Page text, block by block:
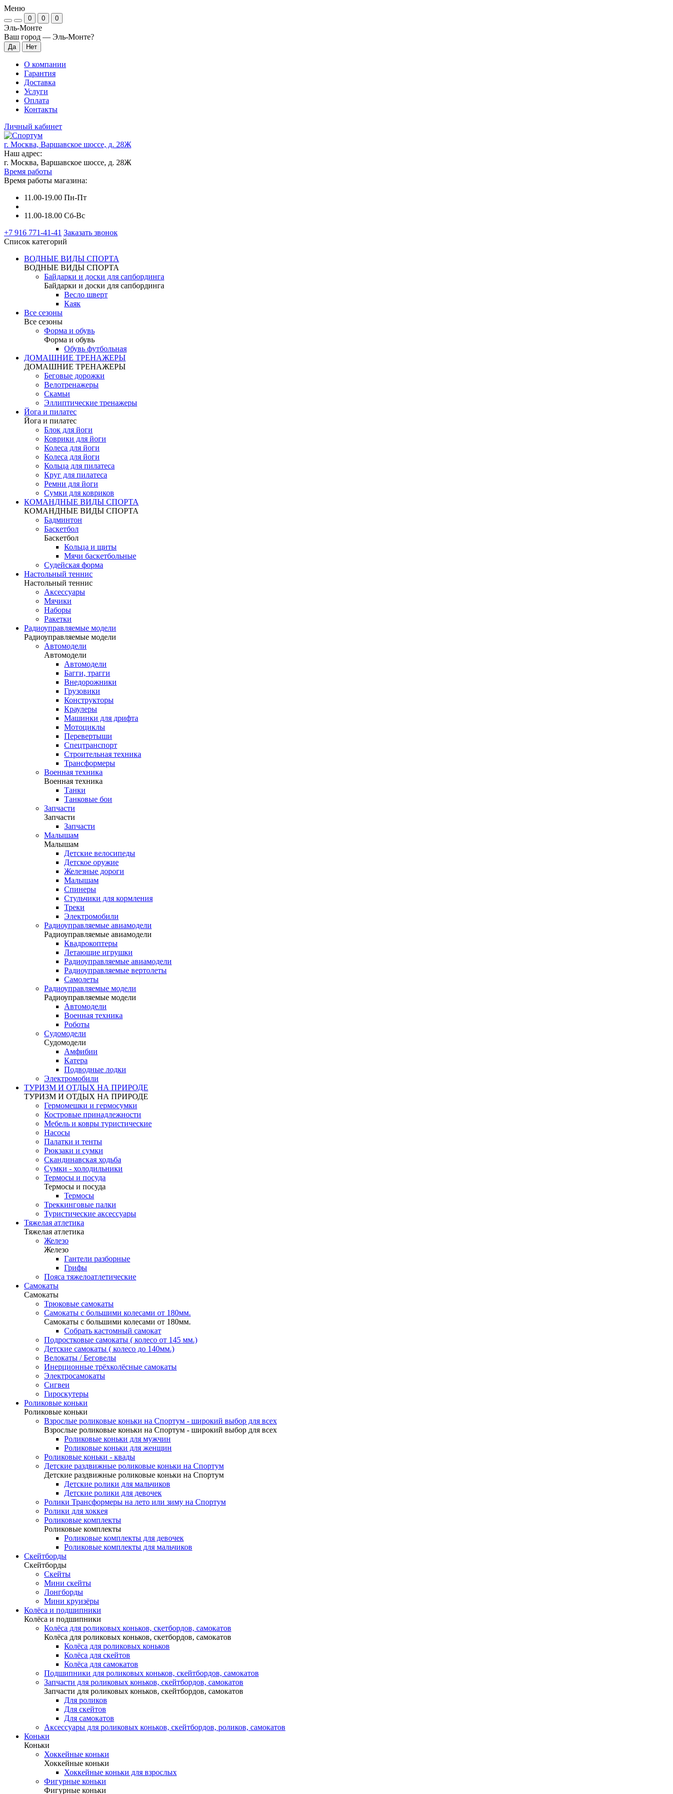
Меню
0 0 0
Эль-Монте
Ваш город — Эль-Монте?
О компании
Гарантия
Доставка
Услуги
Оплата
Контакты
Личный кабинет
г. Москва, Варшавское шоссе, д. 28Ж
Наш адрес:
г. Москва, Варшавское шоссе, д. 28Ж
Время работы
Время работы магазина:
11.00-19.00 Пн-Пт
11.00-18.00 Сб-Вс
+7 916 771-41-41 Заказать звонок
Список категорий
ВОДНЫЕ ВИДЫ СПОРТА
ВОДНЫЕ ВИДЫ СПОРТА
Байдарки и доски для сапбординга
Байдарки и доски для сапбординга
Весло шверт
Каяк
Все сезоны
Все сезоны
Форма и обувь
Форма и обувь
Обувь футбольная
ДОМАШНИЕ ТРЕНАЖЕРЫ
ДОМАШНИЕ ТРЕНАЖЕРЫ
Беговые дорожки
Велотренажеры
Скамьи
Эллиптические тренажеры
Йога и пилатес
Йога и пилатес
Блок для йоги
Коврики для йоги
Колеса для йоги
Колеса для йоги
Кольца для пилатеса
Круг для пилатеса
Ремни для йоги
Сумки для ковриков
КОМАНДНЫЕ ВИДЫ СПОРТА
КОМАНДНЫЕ ВИДЫ СПОРТА
Бадминтон
Баскетбол
Баскетбол
Кольца и щиты
Мячи баскетбольные
Судейская форма
Настольный теннис
Настольный теннис
Аксессуары
Мячики
Наборы
Ракетки
Радиоуправляемые модели
Радиоуправляемые модели
Автомодели
Автомодели
Автомодели
Багги, трагги
Внедорожники
Грузовики
Конструкторы
Краулеры
Машинки для дрифта
Мотоциклы
Перевертыши
Спецтранспорт
Строительная техника
Трансформеры
Военная техника
Военная техника
Танки
Танковые бои
Запчасти
Запчасти
Запчасти
Малышам
Малышам
Детские велосипеды
Детское оружие
Железные дороги
Малышам
Спинеры
Стульчики для кормления
Треки
Электромобили
Радиоуправляемые авиамодели
Радиоуправляемые авиамодели
Квадрокоптеры
Летающие игрушки
Радиоуправляемые авиамодели
Радиоуправляемые вертолеты
Самолеты
Радиоуправляемые модели
Радиоуправляемые модели
Автомодели
Военная техника
Роботы
Судомодели
Судомодели
Амфибии
Катера
Подводные лодки
Электромобили
ТУРИЗМ И ОТДЫХ НА ПРИРОДЕ
ТУРИЗМ И ОТДЫХ НА ПРИРОДЕ
Гермомешки и гермосумки
Костровые принадлежности
Мебель и ковры туристические
Насосы
Палатки и тенты
Рюкзаки и сумки
Скандинавская ходьба
Сумки - холодильники
Термосы и посуда
Термосы и посуда
Термосы
Треккинговые палки
Туристические аксессуары
Тяжелая атлетика
Тяжелая атлетика
Железо
Железо
Гантели разборные
Грифы
Пояса тяжелоатлетические
Самокаты
Самокаты
Трюковые самокаты
Самокаты с большими колесами от 180мм.
Самокаты с большими колесами от 180мм.
Собрать кастомный самокат
Подростковые самокаты ( колесо от 145 мм.)
Детские самокаты ( колесо до 140мм.)
Велокаты / Беговелы
Инерционные трёхколёсные самокаты
Электросамокаты
Сигвеи
Гироскутеры
Роликовые коньки
Роликовые коньки
Взрослые роликовые коньки на Спортум - широкий выбор для всех
Взрослые роликовые коньки на Спортум - широкий выбор для всех
Роликовые коньки для мужчин
Роликовые коньки для женщин
Роликовые коньки - квады
Детские раздвижные роликовые коньки на Спортум
Детские раздвижные роликовые коньки на Спортум
Детские ролики для мальчиков
Детские ролики для девочек
Ролики Трансформеры на лето или зиму на Спортум
Ролики для хоккея
Роликовые комплекты
Роликовые комплекты
Роликовые комплекты для девочек
Роликовые комплекты для мальчиков
Скейтборды
Скейтборды
Скейты
Мини скейты
Лонгборды
Мини круизёры
Колёса и подшипники
Колёса и подшипники
Колёса для роликовых коньков, скетбордов, самокатов
Колёса для роликовых коньков, скетбордов, самокатов
Колёса для роликовых коньков
Колёса для скейтов
Колёса для самокатов
Подшипники для роликовых коньков, скейтбордов, самокатов
Запчасти для роликовых коньков, скейтбордов, самокатов
Запчасти для роликовых коньков, скейтбордов, самокатов
Для роликов
Для скейтов
Для самокатов
Аксессуары для роликовых коньков, скейтбордов, роликов, самокатов
Коньки
Коньки
Хоккейные коньки
Хоккейные коньки
Хоккейные коньки для взрослых
Фигурные коньки
Фигурные коньки